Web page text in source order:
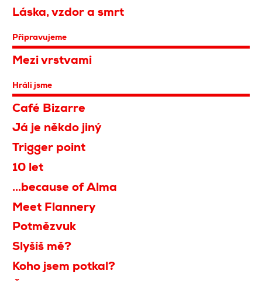
Láska, vzdor a smrt
Připravujeme
Mezi vrstvami
Hráli jsme
Café Bizarre
Já je někdo jiný
Trigger point
10 let
...because of Alma
Meet Flannery
Potmězvuk
Slyšíš mě?
Koho jsem potkal?